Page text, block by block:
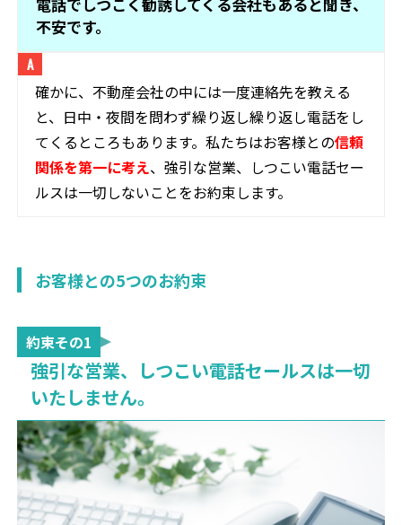
不安です。
確かに、不動産会社の中には一度連絡先を教える
と、日中・夜間を問わず繰り返し繰り返し電話をし
てくるところもあります。私たちはお客様との信頼
関係を第一に考え、強引な営業、しつこい電話セー
ルスは一切しないことをお約束します。
お客様との5つのお約束
約束その1
強引な営業、しつこい電話セールスは一切
いたしません。